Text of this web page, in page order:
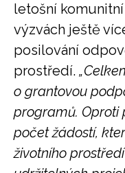
letošní
výzvách ještě
posilování
prostředí.
o grantovou
programů. Oproti
počet žádostí,
životního